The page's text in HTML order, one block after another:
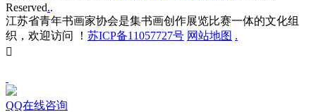
Reserved..
江苏省青年书画家协会是集书画创作展览比赛一体的文化组
织，欢迎访问 ！ 苏ICP备11057727号 网站地图 .

QQ在线咨询